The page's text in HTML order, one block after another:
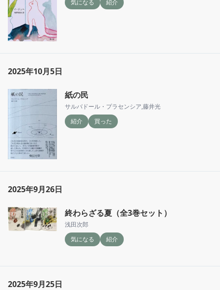
気になる 紹介
2025年10月5日
紙の民
サルバドール・プラセンシア,藤井光
紹介
買った
2025年9月26日
終わらざる夏（全3巻セット）
浅田次郎
気になる
紹介
2025年9月25日